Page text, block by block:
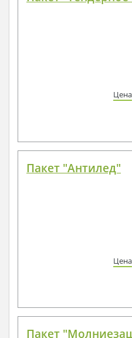
Цена
Пакет "Антилед"
Цена
Пакет